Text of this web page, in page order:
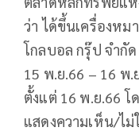
ว่า ได้ขึ้นเครื่องหม
โกลบอล กรุ๊ป จำกั
15 พ.ย.66 – 16 พ.
ตั้งแต่ 16 พ.ย.66
แสดงความเห็น/ไม่